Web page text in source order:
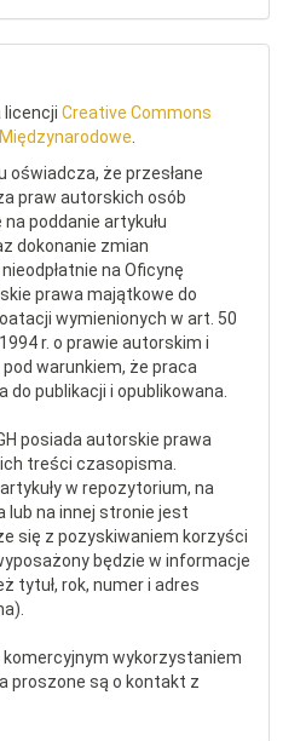
Creative Commons
oświadcza, że przesłane
praw autorskich osób
poddanie artykułu
dokonanie zmian
na Oficynę
prawa majątkowe do
wymienionych w art. 50
r. o prawie autorskim i
warunkiem, że praca
do publikacji i opublikowana.
posiada autorskie prawa
treści czasopisma.
w repozytorium, na
lub na innej stronie jest
się z pozyskiwaniem korzyści
będzie w informacje
tytuł, rok, numer i adres
wykorzystaniem
proszone są o kontakt z